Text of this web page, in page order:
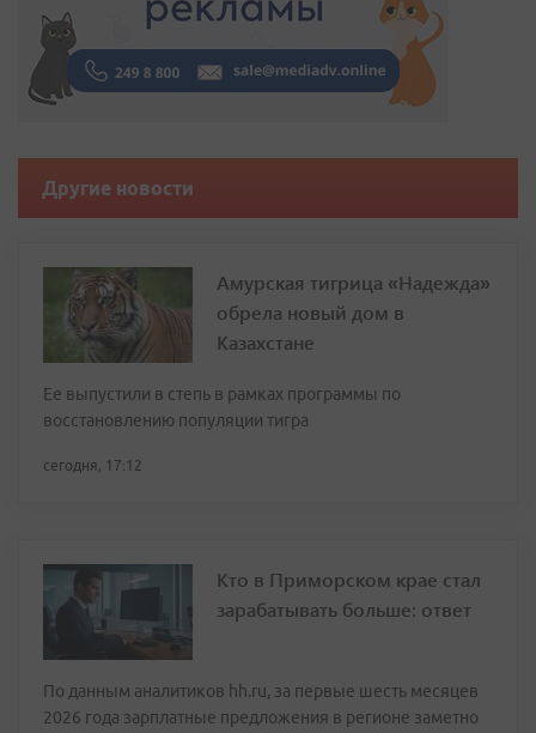
Другие новости
Амурская тигрица «Надежда»
обрела новый дом в
Казахстане
Ее выпустили в степь в рамках программы по
восстановлению популяции тигра
сегодня, 17:12
Кто в Приморском крае стал
зарабатывать больше: ответ
По данным аналитиков hh.ru, за первые шесть месяцев
2026 года зарплатные предложения в регионе заметно